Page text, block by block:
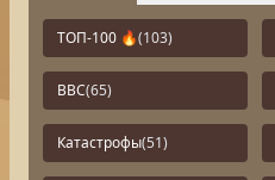
ТОП-100 🔥(103)
BBC(65)
Катастрофы(51)